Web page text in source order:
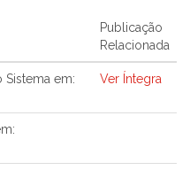
Publicação
Relacionada
Sistema em:
Ver Íntegra